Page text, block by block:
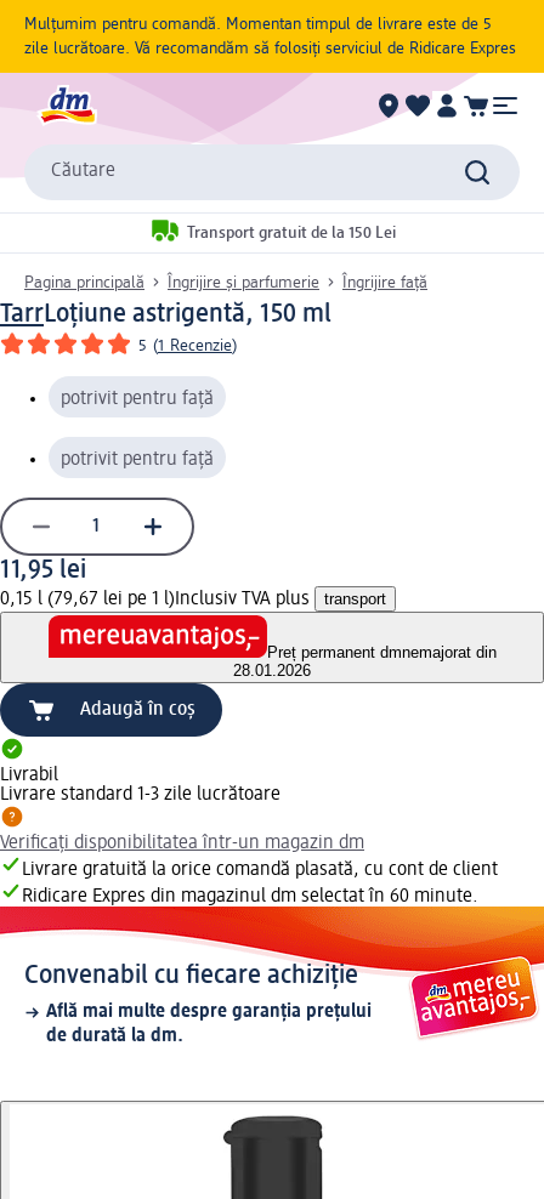
Mulțumim pentru comandă. Momentan timpul de livrare este de 5
zile lucrătoare. Vă recomandăm să folosiți serviciul de Ridicare Expres
Căutare
Transport gratuit de la 150 Lei
Pagina principală Îngrijire și parfumerie Îngrijire față
TarrLoțiune astrigentă, 150 ml
5 (1 Recenzie)
potrivit pentru față
potrivit pentru față
11,95 lei
0,15 l (79,67 lei pe 1 l) Inclusiv TVA plus transport
Preț permanent dmnemajorat din
28.01.2026
Adaugă în coș
Livrabil
Livrare standard 1-3 zile lucrătoare
Verificați disponibilitatea într-un magazin dm
Livrare gratuită la orice comandă plasată, cu cont de client
Ridicare Expres din magazinul dm selectat în 60 minute.
Convenabil cu fiecare achiziție
Află mai multe despre garanția prețului
de durată la dm.